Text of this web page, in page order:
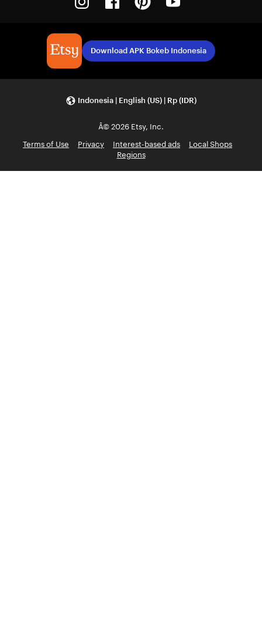
Download APK Bokeb Indonesia
Indonesia | English (US) | Rp (IDR)
Â© 2026 Etsy, Inc.
Terms of Use
Privacy Interest-based ads
Local Shops
Regions